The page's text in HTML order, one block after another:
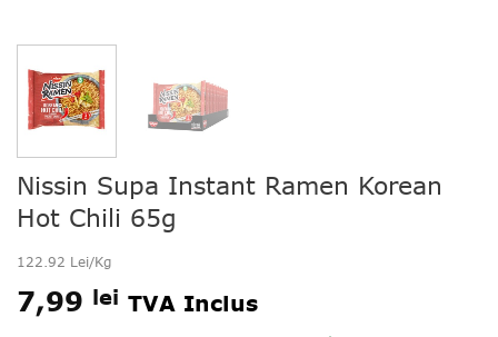
Nissin Supa Instant Ramen Korean
Hot Chili 65g
122.92 Lei/Kg
7,99 lei TVA Inclus